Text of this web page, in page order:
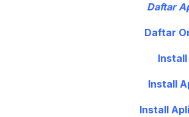
Daftar
Daftar
Install
Install